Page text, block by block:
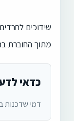
שידוכים לחרדים
מתוך החוברת
כדאי
דמי שדכנות